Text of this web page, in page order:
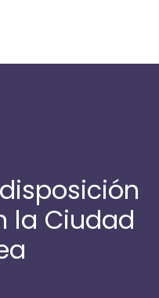
la Ciudad